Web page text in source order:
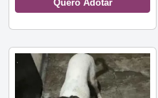
Quero Adotar